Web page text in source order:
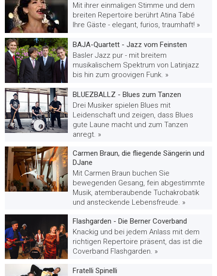
Mit ihrer einmaligen Stimme und dem
breiten Repertoire berührt Atina Tabé
Ihre Gäste - elegant, furios, traumhaft! »
BAJA-Quartett - Jazz vom Feinsten
Basler Jazz pur - mit breitem
musikalischem Spektrum von Latinjazz
bis hin zum groovigen Funk. »
BLUEZBALLZ - Blues zum Tanzen
Drei Musiker spielen Blues mit
Leidenschaft und zeigen, dass Blues
gute Laune macht und zum Tanzen
anregt. »
Carmen Braun, die fliegende Sängerin und
DJane
Mit Carmen Braun buchen Sie
bewegenden Gesang, fein abgestimmte
Musik, atemberaubende Tuchakrobatik
und ansteckende Lebensfreude. »
Flashgarden - Die Berner Coverband
Knackig und bei jedem Anlass mit dem
richtigen Repertoire präsent, das ist die
Coverband Flashgarden. »
Fratelli Spinelli